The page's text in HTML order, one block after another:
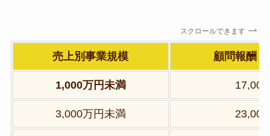
スクロールできます
売上別事業規模 顧問報酬
1,000万円未満
3,000万円未満